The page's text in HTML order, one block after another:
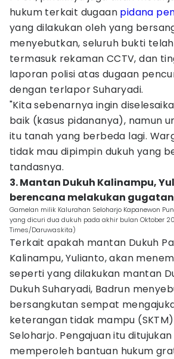
hukum terkait dugaan pidana
yang dilakukan oleh yang
menyebutkan, seluruh bukti
termasuk rekaman CCTV, dan
laporan polisi atas dugaan
dengan terlapor Suharyadi.
"Kita sebenarnya ingin
baik (kasus pidananya), namun
itu tanah yang berbeda lagi.
tidak mau dipimpin dukuh yang
tandasnya.
3. Mantan Dukuh Kalinampu,
berencana melakukan gugatan
Gamelan milik Kalurahan Seloharjo Kapanewon
yang dicuri dua dukuh pada akhir bulan Oktober
Times/Daruwaskita)
Terkait apakah mantan Dukuh
Kalinampu, Yulianto, akan
seperti yang dilakukan mantan
Dukuh Suharyadi, Badrun
bersangkutan sempat
keterangan tidak mampu
Seloharjo. Pengajuan itu
memperoleh bantuan hukum